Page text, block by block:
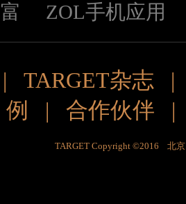
ZOL手机应用
TARGET杂志
例
| 合作伙伴
TARGET Copyright ©2016 北